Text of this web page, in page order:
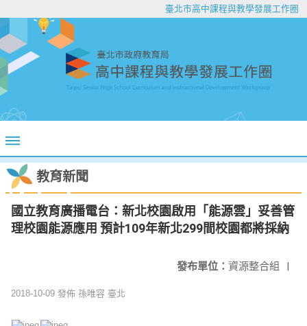
臺北市高中課程與教學發展工作圈
教育新聞
國立教育廣播電台：新北校園啟用「能源雲」妥善管
理校園能源應用 預計109年新北299間校園都將採納
發布單位： 資源整合組 |
2018-10-09 發佈 孫唯容 臺北